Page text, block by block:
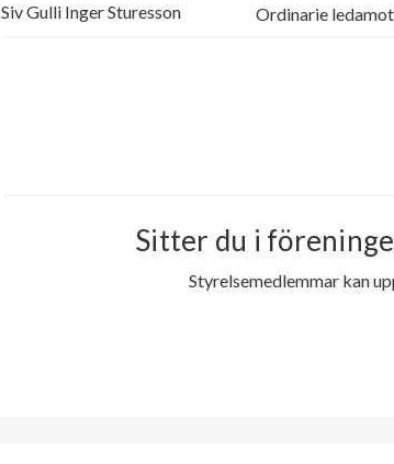
Siv Gulli Inger Sturesson Ordinarie
Sitter du i
Styrelsemedlemmar kan